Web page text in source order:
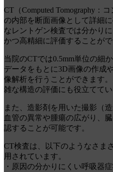
CT（Computed Tomography：
の内部を断面画像として詳細
なレントゲン検査では分かり
かつ高精細に評価することがで
当院のCTでは0.5mm単位の細
データをもとに3D画像の作成
像解析を行うことができます
雑な構造の評価にも役立ててい
また、造影剤を用いた撮影（
血管の異常や腫瘍の広がり、
認することが可能です。
CT検査は、以下のようなさま
用されています。
・原因の分かりにくい呼吸器